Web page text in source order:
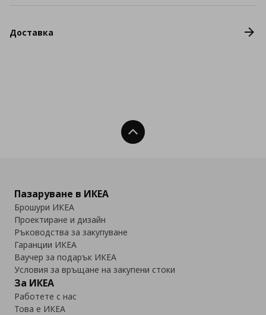
Доставка
Нагоре
Пазаруване в ИКЕА
Брошури ИКЕА
Проектиране и дизайн
Ръководства за закупуване
Гаранции ИКЕА
Ваучер за подарък ИКЕА
Условия за връщане на закупени стоки
За ИКЕА
Работете с нас
Това е ИКЕА